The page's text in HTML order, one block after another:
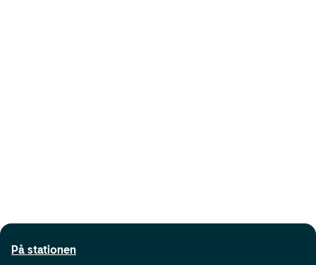
På stationen